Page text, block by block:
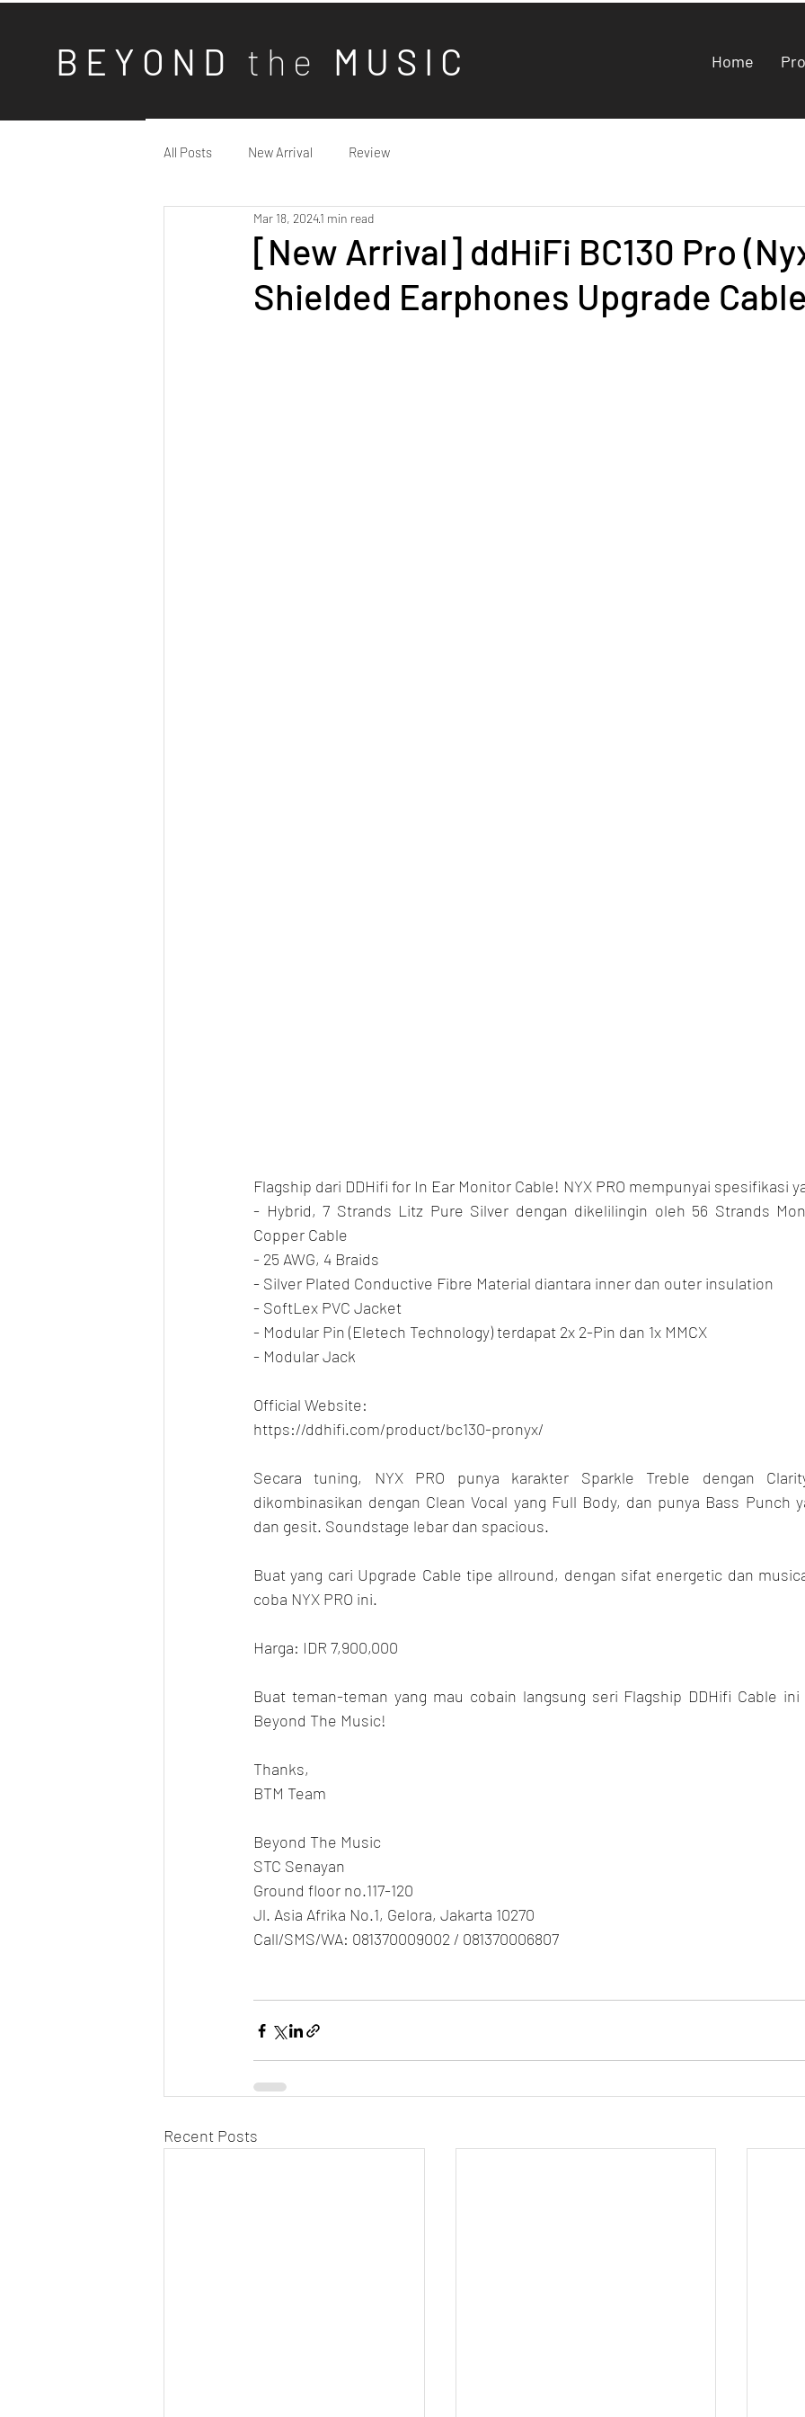
B E Y O N D t h e M U S I C Home
All Posts New Arrival Review
[New Arrival] ddHiFi BC130 Pro
Shielded Earphones Upgrade
Mar 18, 20241 min read
Flagship dari DDHifi for In Ear Monitor Cable! NYX PRO mempunyai spesifikasi
- Hybrid, 7 Strands Litz Pure Silver dengan dikelilingin oleh 56 Strands
Copper Cable
- 25 AWG, 4 Braids
- Silver Plated Conductive Fibre Material diantara inner dan outer insulation
- SoftLex PVC Jacket
- Modular Pin (Eletech Technology) terdapat 2x 2-Pin dan 1x MMCX
- Modular Jack
Official Website:
https://ddhifi.com/product/bc130-pronyx/
Secara tuning, NYX PRO punya karakter Sparkle Treble dengan
dikombinasikan dengan Clean Vocal yang Full Body, dan punya Bass Punch
dan gesit. Soundstage lebar dan spacious.
Buat yang cari Upgrade Cable tipe allround, dengan sifat energetic dan
coba NYX PRO ini.
Harga: IDR 7,900,000
Buat teman-teman yang mau cobain langsung seri Flagship DDHifi Cable
Beyond The Music!
Thanks,
BTM Team
Beyond The Music
STC Senayan
Ground floor no.117-120
Jl. Asia Afrika No.1, Gelora, Jakarta 10270
Call/SMS/WA: 081370009002 / 081370006807
Recent Posts